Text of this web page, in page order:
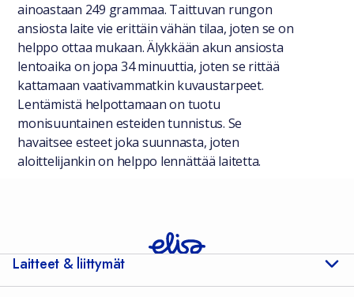
ainoastaan 249 grammaa. Taittuvan rungon
ansiosta laite vie erittäin vähän tilaa, joten se on
helppo ottaa mukaan. Älykkään akun ansiosta
lentoaika on jopa 34 minuuttia, joten se rittää
kattamaan vaativammatkin kuvaustarpeet.
Lentämistä helpottamaan on tuotu
monisuuntainen esteiden tunnistus. Se
havaitsee esteet joka suunnasta, joten
aloittelijankin on helppo lennättää laitetta.
Laitteet & liittymät